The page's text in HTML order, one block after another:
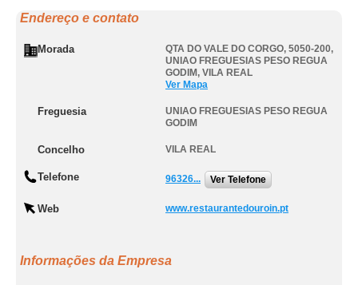
Endereço e contato
Morada QTA DO VALE DO CORGO, 5050-200,
UNIAO FREGUESIAS PESO REGUA
GODIM , VILA REAL
Ver Mapa
Freguesia
UNIAO FREGUESIAS PESO REGUA
GODIM
Concelho VILA REAL
Telefone 96326... Ver Telefone
Web www.restaurantedouroin.pt
Informações da Empresa